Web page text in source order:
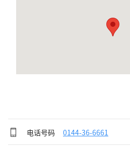
电话号码 0144-36-6661